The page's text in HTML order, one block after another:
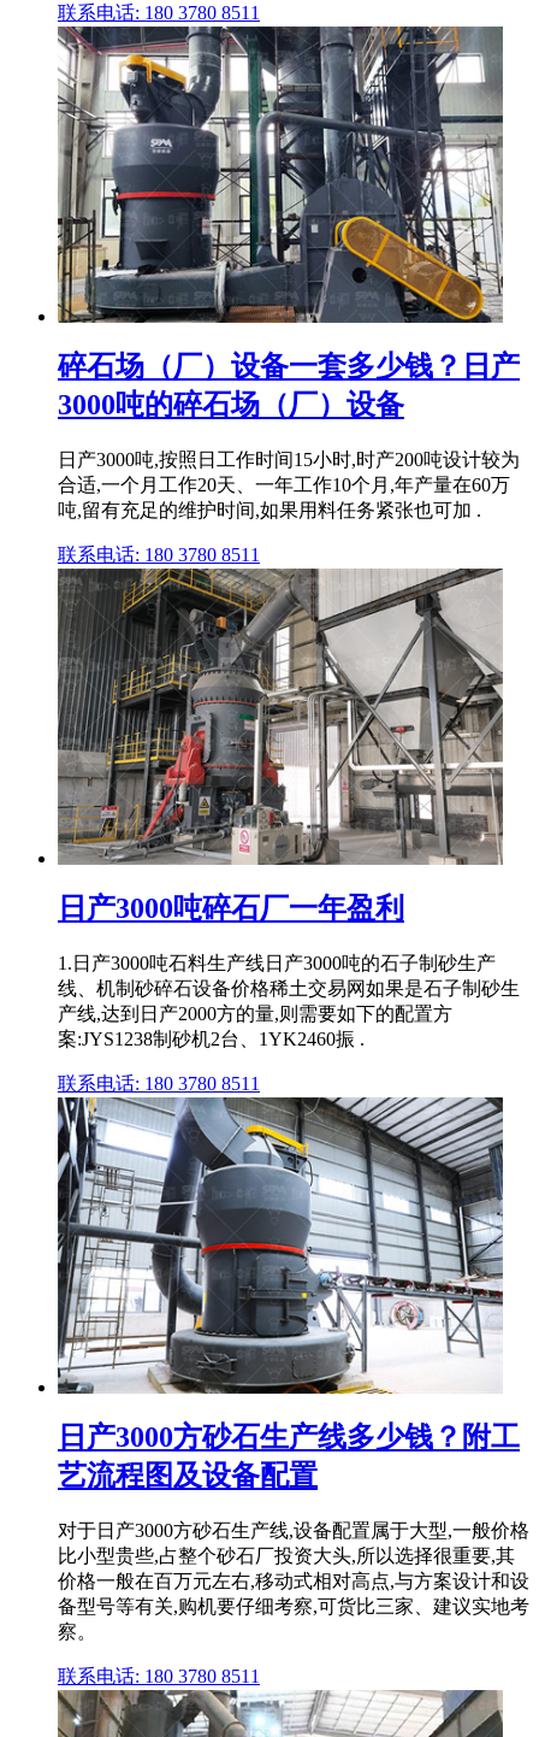
联系电话: 180 3780 8511
碎石场（厂）设备一套多少钱？日产
3000吨的碎石场（厂）设备
日产3000吨,按照日工作时间15小时,时产200吨设计较为
合适,一个月工作20天、一年工作10个月,年产量在60万
吨,留有充足的维护时间,如果用料任务紧张也可加 .
联系电话: 180 3780 8511
日产3000吨碎石厂一年盈利
1.日产3000吨石料生产线日产3000吨的石子制砂生产
线、机制砂碎石设备价格稀土交易网如果是石子制砂生
产线,达到日产2000方的量,则需要如下的配置方
案:JYS1238制砂机2台、1YK2460振 .
联系电话: 180 3780 8511
日产3000方砂石生产线多少钱？附工
艺流程图及设备配置
对于日产3000方砂石生产线,设备配置属于大型,一般价格
比小型贵些,占整个砂石厂投资大头,所以选择很重要,其
价格一般在百万元左右,移动式相对高点,与方案设计和设
备型号等有关,购机要仔细考察,可货比三家、建议实地考
察。
联系电话: 180 3780 8511